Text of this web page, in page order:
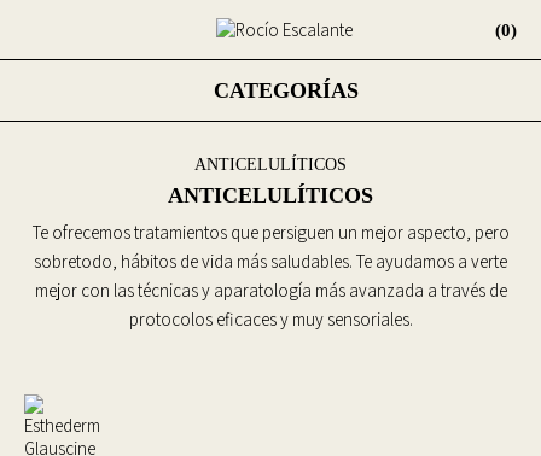
(0)
ANTICELULÍTICOS
ANTICELULÍTICOS
Te ofrecemos tratamientos que persiguen un mejor aspecto, pero
sobretodo, hábitos de vida más saludables. Te ayudamos a verte
mejor con las técnicas y aparatología más avanzada a través de
protocolos eficaces y muy sensoriales.
CATEGORÍAS